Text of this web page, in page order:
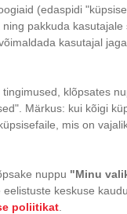
eri tüüpi
Seadmesse
(edaspidi
pakkuda kasutajale
kasutajal
klõpsates
Märkus: kui kõigi
mis on
nuppu "Minu
keskuse
poliitikat